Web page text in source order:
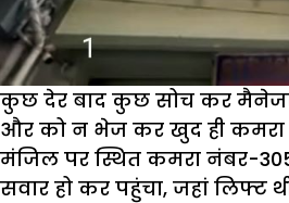
कुछ देर बाद कुछ सोच कर
और को न भेज कर खुद ही
मंजिल पर स्थित कमरा नंबर-
सवार हो कर पहुंचा, जहां लिफ्ट